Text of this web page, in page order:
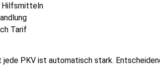
Hilfsmitteln
Tarif
PKV ist automatisch stark.